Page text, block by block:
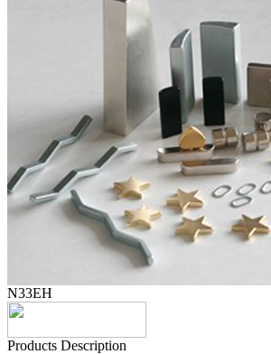
N33EH
Products Description